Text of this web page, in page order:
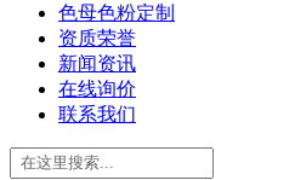
色母色粉定制
资质荣誉
新闻资讯
在线询价
联系我们